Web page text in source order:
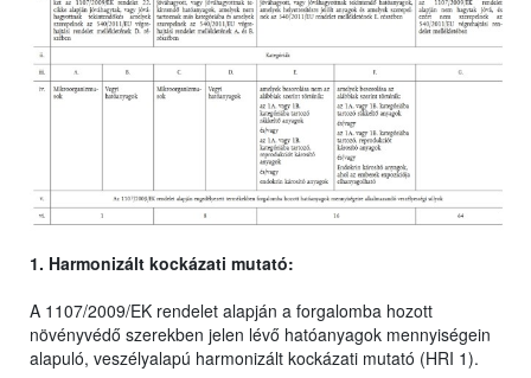
1. Harmonizált kockázati mutató:
A 1107/2009/EK rendelet alapján a forgalomba hozott
növényvédő szerekben jelen lévő hatóanyagok mennyiségein
alapuló, veszélyalapú harmonizált kockázati mutató (HRI 1).